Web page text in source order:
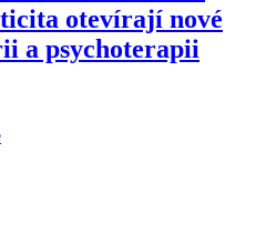
otevírají nové
a psychoterapii